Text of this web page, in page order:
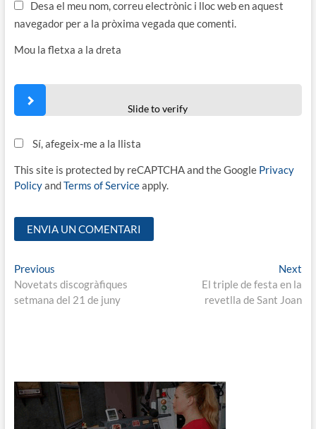
Desa el meu nom, correu electrònic i lloc web en aquest
navegador per a la pròxima vegada que comenti.
Mou la fletxa a la dreta
Slide to verify
Sí, afegeix-me a la llista
This site is protected by reCAPTCHA and the Google Privacy
PolicyandTerms of Serviceapply.
Navegació
d'entrades
PreviousPrevious
post:
Novetats discogràfiques
setmana del 21 de juny
Next
El triple de festa en la
revetlla de Sant Joan